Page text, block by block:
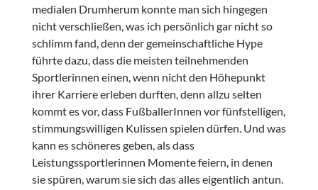
medialen Drumherum konnte man sich hingegen
nicht verschließen, was ich persönlich gar nicht so
schlimm fand, denn der gemeinschaftliche Hype
führte dazu, dass die meisten teilnehmenden
Sportlerinnen einen, wenn nicht den Höhepunkt
ihrer Karriere erleben durften, denn allzu selten
kommt es vor, dass FußballerInnen vor fünfstelligen,
stimmungswilligen Kulissen spielen dürfen. Und was
kann es schöneres geben, als dass
Leistungssportlerinnen Momente feiern, in denen
sie spüren, warum sie sich das alles eigentlich antun.